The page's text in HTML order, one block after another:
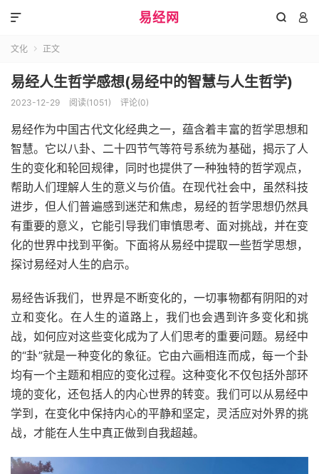
易经网  

文化  正文
易经人生哲学感想(易经中的智慧与人生哲学)
2023-12-29 阅读(1051) 评论(0)
易经作为中国古代文化经典之一，蕴含着丰富的哲学思想和
智慧。它以八卦、二十四节气等符号系统为基础，揭示了人
生的变化和轮回规律，同时也提供了一种独特的哲学观点，
帮助人们理解人生的意义与价值。在现代社会中，虽然科技
进步，但人们普遍感到迷茫和焦虑，易经的哲学思想仍然具
有重要的意义，它能引导我们审慎思考、面对挑战，并在变
化的世界中找到平衡。下面将从易经中提取一些哲学思想，
探讨易经对人生的启示。
易经告诉我们，世界是不断变化的，一切事物都有阴阳的对
立和变化。在人生的道路上，我们也会遇到许多变化和挑
战，如何应对这些变化成为了人们思考的重要问题。易经中
的“卦”就是一种变化的象征。它由六画相连而成，每一个卦
均有一个主题和相应的变化过程。这种变化不仅包括外部环
境的变化，还包括人的内心世界的转变。我们可以从易经中
学到，在变化中保持内心的平静和坚定，灵活应对外界的挑
战，才能在人生中真正做到自我超越。